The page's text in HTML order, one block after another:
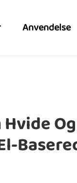
Anvendelse
Hvide